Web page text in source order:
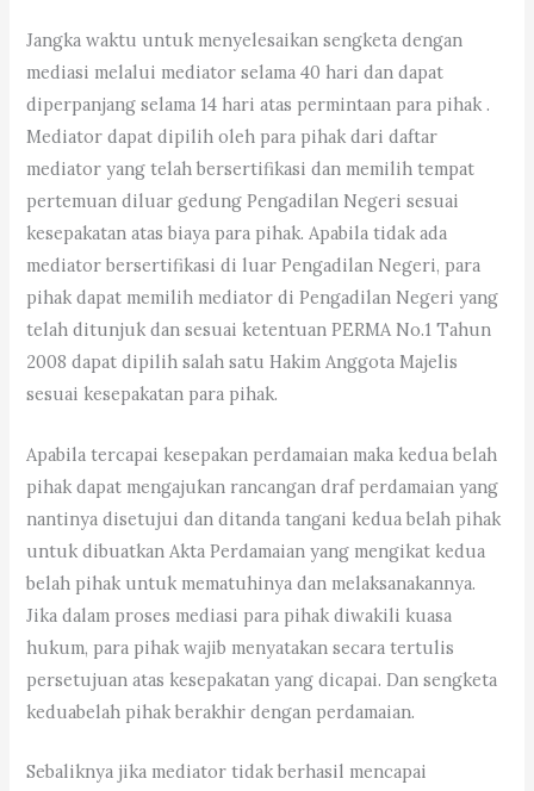
Jangka waktu untuk menyelesaikan sengketa dengan
mediasi melalui mediator selama 40 hari dan dapat
diperpanjang selama 14 hari atas permintaan para pihak .
Mediator dapat dipilih oleh para pihak dari daftar
mediator yang telah bersertifikasi dan memilih tempat
pertemuan diluar gedung Pengadilan Negeri sesuai
kesepakatan atas biaya para pihak. Apabila tidak ada
mediator bersertifikasi di luar Pengadilan Negeri, para
pihak dapat memilih mediator di Pengadilan Negeri yang
telah ditunjuk dan sesuai ketentuan PERMA No.1 Tahun
2008 dapat dipilih salah satu Hakim Anggota Majelis
sesuai kesepakatan para pihak.
Apabila tercapai kesepakan perdamaian maka kedua belah
pihak dapat mengajukan rancangan draf perdamaian yang
nantinya disetujui dan ditanda tangani kedua belah pihak
untuk dibuatkan Akta Perdamaian yang mengikat kedua
belah pihak untuk mematuhinya dan melaksanakannya.
Jika dalam proses mediasi para pihak diwakili kuasa
hukum, para pihak wajib menyatakan secara tertulis
persetujuan atas kesepakatan yang dicapai. Dan sengketa
keduabelah pihak berakhir dengan perdamaian.
Sebaliknya jika mediator tidak berhasil mencapai